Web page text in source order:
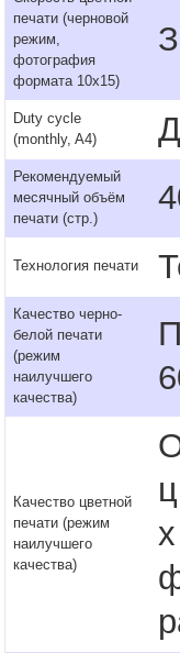
печати (черновой
режим,
фотография
формата 10x15)
Duty cycle
(monthly, A4)
Рекомендуемый
месячный объём
печати (стр.)
Технология печати
Качество черно-
белой печати
(режим
наилучшего
качества)
Качество цветной
печати (режим
наилучшего
качества)